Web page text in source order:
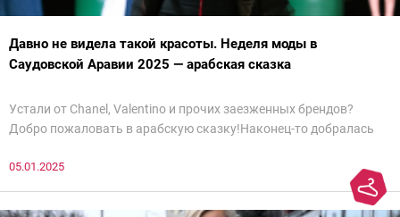
Давно не видела такой красоты. Неделя моды в
Саудовской Аравии 2025 — арабская сказка
Устали от Chanel, Valentino и прочих заезженных брендов?
Добро пожаловать в арабскую сказку!Наконец-то добралась
все и осталась под глубоким впечатлением. Национальный
колорит Ближнего Востока на современный манер — это
невероятно красиво.Все стереотипы, какие были у меня насчет
05.01.2025